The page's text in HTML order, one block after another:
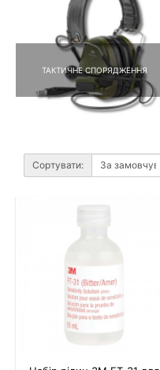
ТАКТИЧНЕ СПОРЯДЖЕННЯ
Сортувати: